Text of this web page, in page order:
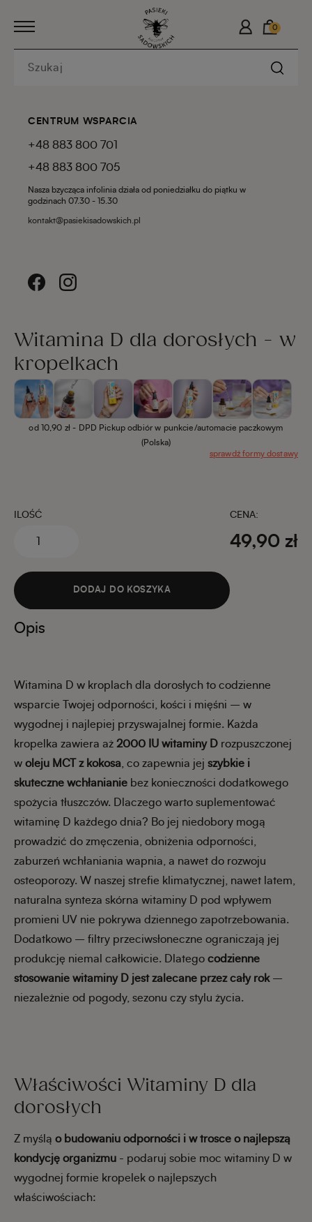
0
CENTRUM WSPARCIA
+48 883 800 701
+48 883 800 705
Nasza bzycząca infolinia działa od poniedziałku do piątku w
godzinach 07.30 - 15.30
kontakt@pasiekisadowskich.pl
Witamina D dla dorosłych - w
kropelkach
od 10,90 zł - DPD Pickup odbiór w punkcie/automacie paczkowym
(Polska)
sprawdź formy dostawy
CENA:
49,90 zł
ILOŚĆ
DODAJ DO KOSZYKA
Opis
Witamina D w kroplach dla dorosłych to codzienne
wsparcie Twojej odporności, kości i mięśni – w
wygodnej i najlepiej przyswajalnej formie. Każda
kropelka zawiera aż 2000 IU witaminy D rozpuszczonej
w oleju MCT z kokosa , co zapewnia jej szybkie i
skuteczne wchłanianie bez konieczności dodatkowego
spożycia tłuszczów. Dlaczego warto suplementować
witaminę D każdego dnia? Bo jej niedobory mogą
prowadzić do zmęczenia, obniżenia odporności,
zaburzeń wchłaniania wapnia, a nawet do rozwoju
osteoporozy. W naszej strefie klimatycznej, nawet latem,
naturalna synteza skórna witaminy D pod wpływem
promieni UV nie pokrywa dziennego zapotrzebowania.
Dodatkowo – filtry przeciwsłoneczne ograniczają jej
produkcję niemal całkowicie. Dlatego codzienne
stosowanie witaminy D jest zalecane przez cały rok–
niezależnie od pogody, sezonu czy stylu życia.
Właściwości Witaminy D dla
dorosłych
Z myślą o budowaniu odporności i w trosce o najlepszą
kondycję organizmu - podaruj sobie moc witaminy D w
wygodnej formie kropelek o najlepszych
właściwościach: